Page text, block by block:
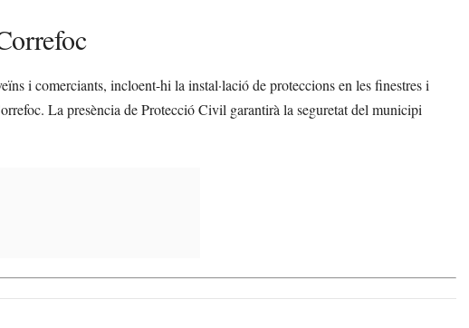
i comerciants, incloent-hi la instal·lació de proteccions en les finestres i
La presència de Protecció Civil garantirà la seguretat del municipi